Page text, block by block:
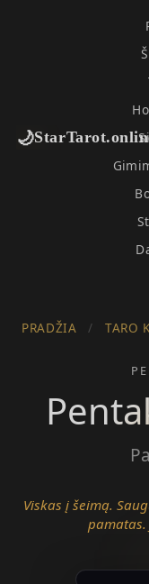
🌙
PRADŽIA / TARO
Viskas į šeimą.
pamatas.